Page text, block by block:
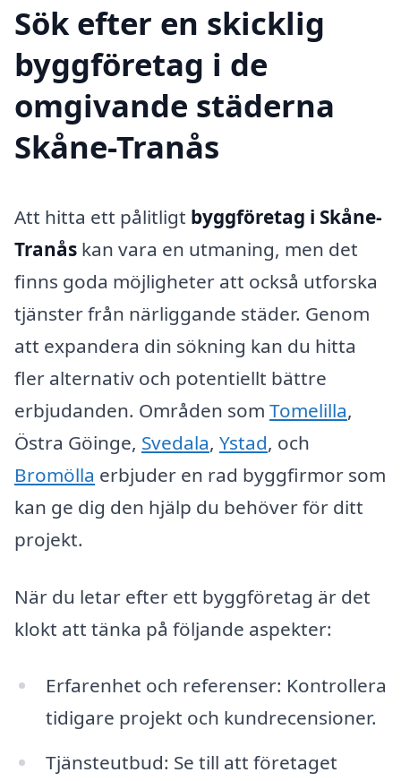
Sök efter en skicklig
byggföretag i de
omgivande städerna
Skåne-Tranås
Att hitta ett pålitligt byggföretag i Skåne-
Tranås kan vara en utmaning, men det
finns goda möjligheter att också utforska
tjänster från närliggande städer. Genom
att expandera din sökning kan du hitta
fler alternativ och potentiellt bättre
erbjudanden. Områden som Tomelilla,
Östra Göinge, Svedala, Ystad, och
Bromölla erbjuder en rad byggfirmor som
kan ge dig den hjälp du behöver för ditt
projekt.
När du letar efter ett byggföretag är det
klokt att tänka på följande aspekter:
Erfarenhet och referenser: Kontrollera
tidigare projekt och kundrecensioner.
Tjänsteutbud: Se till att företaget